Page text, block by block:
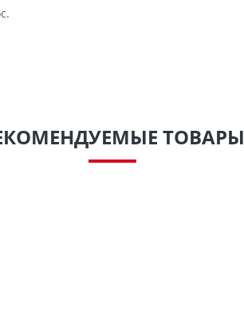
ТОВАРЫ